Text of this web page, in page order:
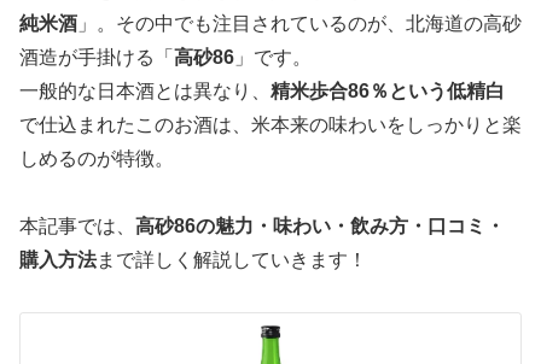
純米酒 」。その中でも注目されているのが、北海道の高砂
酒造が手掛ける「 高砂86 」です。
一般的な日本酒とは異なり、 精米歩合86％という低精白
で仕込まれたこのお酒は、米本来の味わいをしっかりと楽
しめるのが特徴。
本記事では、 高砂86の魅力・味わい・飲み方・口コミ・
購入方法まで詳しく解説していきます！